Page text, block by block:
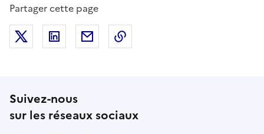
Partager cette page
Partager sur X (anciennement Twitter)
Partager sur LinkedIn
Partager par email
Suivez-nous
sur les réseaux sociaux